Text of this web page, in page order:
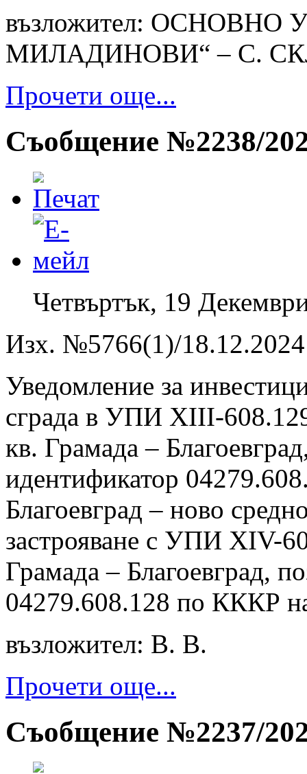
възложител: ОСНОВНО
МИЛАДИНОВИ“ – С.
Прочети още...
Съобщение №2238/
Четвъртък, 19
Изх. №5766(1)/18.12.2024
Уведомление за
сграда в УПИ ХIII-
кв. Грамада –
идентификатор
Благоевград – ново
застрояване с УПИ ХIV-
Грамада – Благоевград,
04279.608.128 по КККР
възложител: В. В.
Прочети още...
Съобщение №2237/